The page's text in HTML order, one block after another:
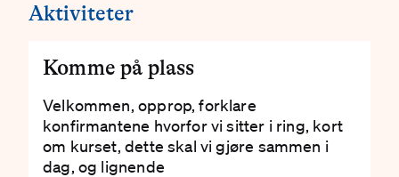
Aktiviteter
Komme på plass
Velkommen, opprop, forklare
konfirmantene hvorfor vi sitter i ring, kort
om kurset, dette skal vi gjøre sammen i
dag, og lignende